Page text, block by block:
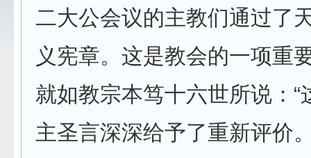
二大公会议的主教们通过了
义宪章。这是教会的一项重
就如教宗本笃十六世所说：“
主圣言深深给予了重新评价